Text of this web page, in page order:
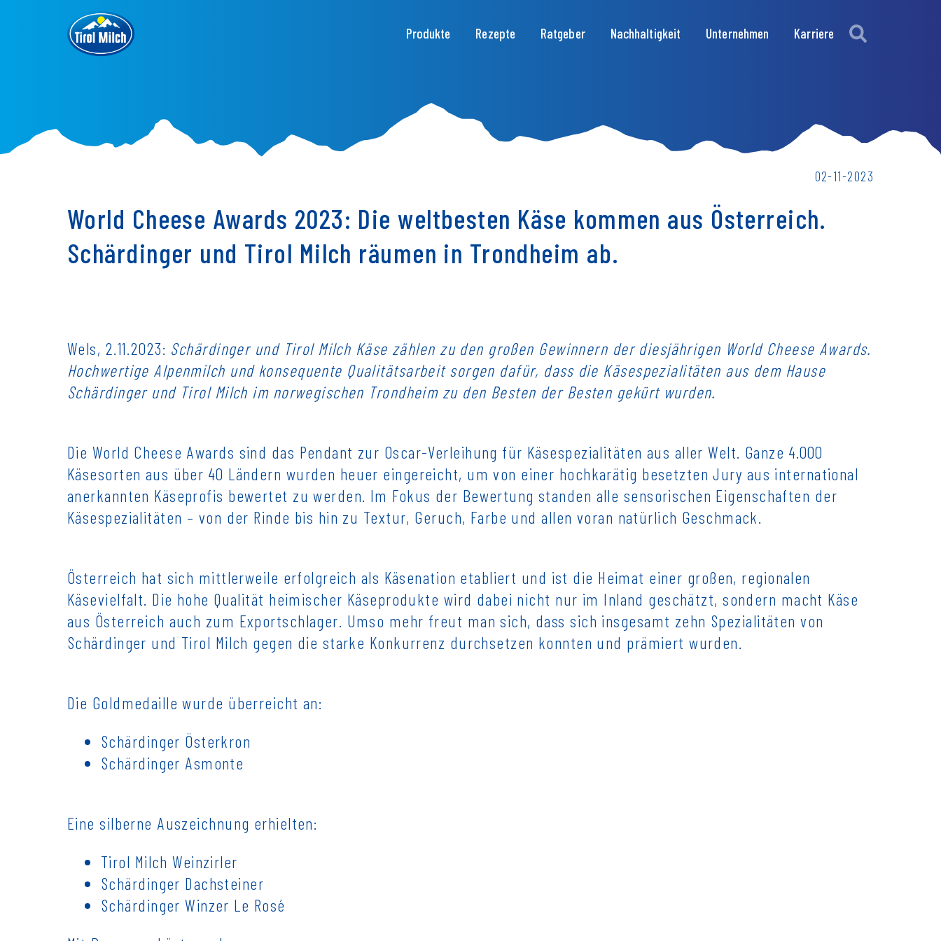
Hauptnavigation
Produkte Rezepte Ratgeber Nachhaltigkeit Unternehmen Karriere
02-11-2023
World Cheese Awards 2023: Die weltbesten Käse kommen aus Österreich.
Schärdinger und Tirol Milch räumen in Trondheim ab.
Wels, 2.11.2023: Schärdinger und Tirol Milch Käse zählen zu den großen Gewinnern der diesjährigen World Cheese Awards.
Hochwertige Alpenmilch und konsequente Qualitätsarbeit sorgen dafür, dass die Käsespezialitäten aus dem Hause
Schärdinger und Tirol Milch im norwegischen Trondheim zu den Besten der Besten gekürt wurden.
Die World Cheese Awards sind das Pendant zur Oscar-Verleihung für Käsespezialitäten aus aller Welt. Ganze 4.000
Käsesorten aus über 40 Ländern wurden heuer eingereicht, um von einer hochkarätig besetzten Jury aus international
anerkannten Käseprofis bewertet zu werden. Im Fokus der Bewertung standen alle sensorischen Eigenschaften der
Käsespezialitäten – von der Rinde bis hin zu Textur, Geruch, Farbe und allen voran natürlich Geschmack.
Österreich hat sich mittlerweile erfolgreich als Käsenation etabliert und ist die Heimat einer großen, regionalen
Käsevielfalt. Die hohe Qualität heimischer Käseprodukte wird dabei nicht nur im Inland geschätzt, sondern macht Käse
aus Österreich auch zum Exportschlager. Umso mehr freut man sich, dass sich insgesamt zehn Spezialitäten von
Schärdinger und Tirol Milch gegen die starke Konkurrenz durchsetzen konnten und prämiert wurden.
Die Goldmedaille wurde überreicht an:
Schärdinger Österkron
Schärdinger Asmonte
Eine silberne Auszeichnung erhielten:
Tirol Milch Weinzirler
Schärdinger Dachsteiner
Schärdinger Winzer Le Rosé